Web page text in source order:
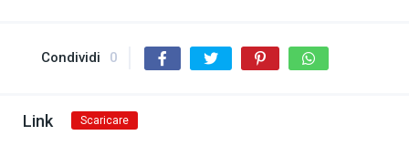
Condividi 0
Link Scaricare